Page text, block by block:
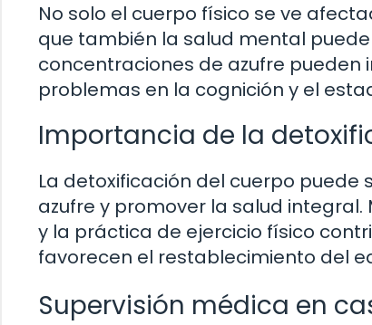
No solo el cuerpo físico se ve
que también la salud mental
concentraciones de azufre pueden
problemas en la cognición y el
Importancia de la
La detoxificación del cuerpo
azufre y promover la salud
y la práctica de ejercicio físico
favorecen el restablecimiento del
Supervisión médica en